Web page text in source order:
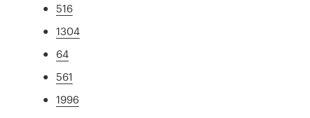
516
1304
64
561
1996